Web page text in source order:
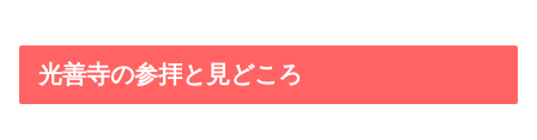
光善寺の参拝と見どころ